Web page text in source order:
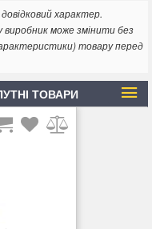
500 мм.
характер.
може змінити без
товару перед
ТОВАРИ